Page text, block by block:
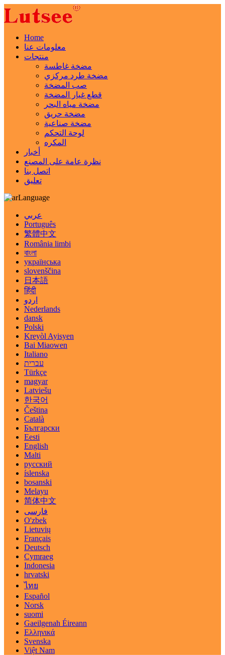
Home
معلومات عنا
منتجات
مضخة غاطسة
مضخة طرد مركزي
صب المضخة
قطع غيار المضخة
مضخة مياه البحر
مضخة حريق
مضخة صناعية
لوحة التحكم
المكره
أخبار
نظرة عامة على المصنع
اتصل بنا
تعليق
Language
عربي
Português
繁體中文
România limbi
বাংলা
українська
slovenščina
日本語
हिंदी
اردو
Nederlands
dansk
Polski
Kreyòl Ayisyen
Bai Miaowen
Italiano
עברית
Türkçe
magyar
Latviešu
한국어
Čeština
Català
Български
Eesti
English
Malti
русский
íslenska
bosanski
Melayu
简体中文
فارسی
O'zbek
Lietuvių
Français
Deutsch
Cymraeg
Indonesia
hrvatski
ไทย
Español
Norsk
suomi
Gaeilgenah Éireann
Ελληνικά
Svenska
Việt Nam